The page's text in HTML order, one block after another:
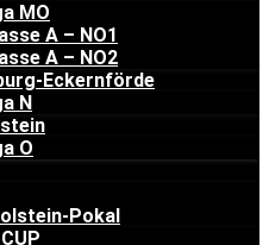
MO
A – NO1
A – NO2
Eckernförde
N
O
Pokal